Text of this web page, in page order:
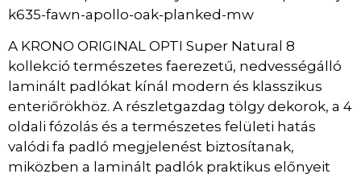
A KRONO ORIGINAL OPTI Super Natural 8
kollekció természetes faerezetű, nedvességálló
laminált padlókat kínál modern és klasszikus
enteriőrökhöz. A részletgazdag tölgy dekorok, a 4
oldali fózolás és a természetes felületi hatás
valódi fa padló megjelenést biztosítanak,
miközben a laminált padlók praktikus előnyeit